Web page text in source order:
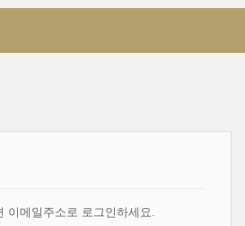
이메일주소로 로그인하세요.